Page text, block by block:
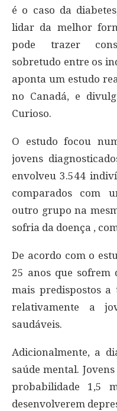
é o caso da
lidar da melhor
pode trazer
sobretudo entre os
aponta um estudo
no Canadá, e
Curioso.
O estudo focou
jovens
envolveu 3.544
comparados com
outro grupo na
sofria da doença ,
De acordo com o
25 anos que sofrem
mais predispostos
relativamente a
saudáveis.
Adicionalmente, a
saúde mental.
probabilidade 1,5
desenvolverem